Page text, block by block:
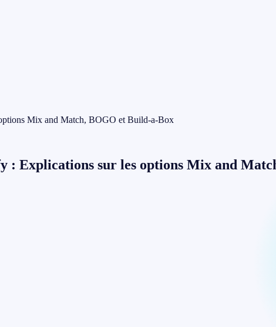
Mix and Match, BOGO et Build-a-Box
: Explications sur les options Mix and